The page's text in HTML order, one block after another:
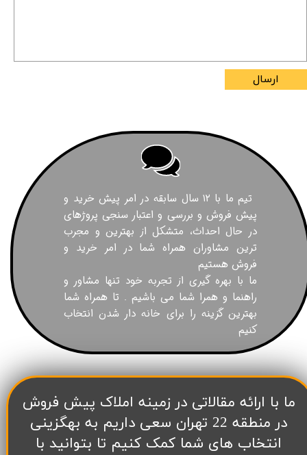
ارسال
تیم ما با ۱۲ سال سابقه در امر پیش خرید و
پیش فروش و بررسی و اعتبار سنجی پروژهای
در حال احداث، متشکل از بهترین و مجرب
ترین مشاوران همراه شما در امر خرید و
فروش هستیم
ما با بهره گیری از تجربه خود تنها مشاور و
راهنما و همرا شما می باشیم . تا همراه شما
بهترین گزینه را برای خانه دار شدن انتخاب
کنیم
​ما با ارائه مقالاتی در زمینه املاک پیش فروش
در منطقه 22 تهران سعی داریم به بهگزینی
انتخاب های شما کمک کنیم تا بتوانید با